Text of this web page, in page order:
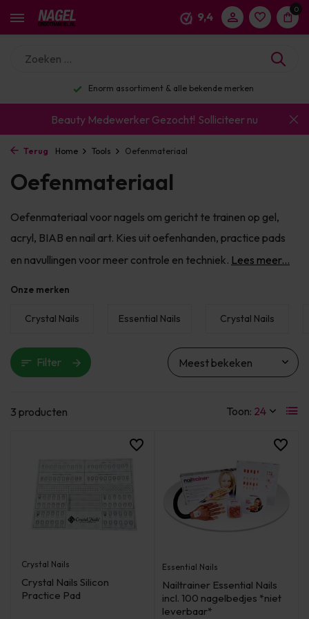
9,4
0
Enorm assortiment & alle bekende merken
Beauty Medewerker Gezocht! Solliciteer nu
Terug Home Tools Oefenmateriaal
Oefenmateriaal
Oefenmateriaal voor nagels om gericht te trainen op gel,
acryl, BIAB en nail art. Kies uit oefenhanden, practice pads
en navullingen voor meer controle en techniek. Lees meer...
Onze merken
Crystal Nails Essential Nails Crystal Nails
Filter
3 producten Toon:
Crystal Nails
Crystal Nails Silicon
Practice Pad
Essential Nails
Nailtrainer Essential Nails
incl. 100 nagelbedjes *niet
leverbaar*